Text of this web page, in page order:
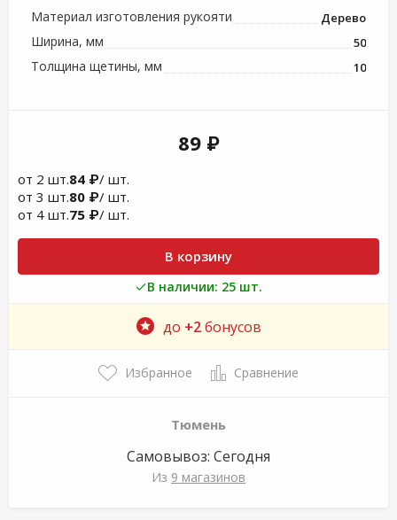
Материал изготовления рукояти Дерево
Ширина, мм 50
Толщина щетины, мм 10
89 ₽
от 2 шт.84 ₽/ шт.
от 3 шт.80 ₽/ шт.
от 4 шт.75 ₽/ шт.
В корзину
В наличии: 25 шт.
до +2бонусов
Избранное Сравнение
Тюмень
Самовывоз: Сегодня
Из 9 магазинов